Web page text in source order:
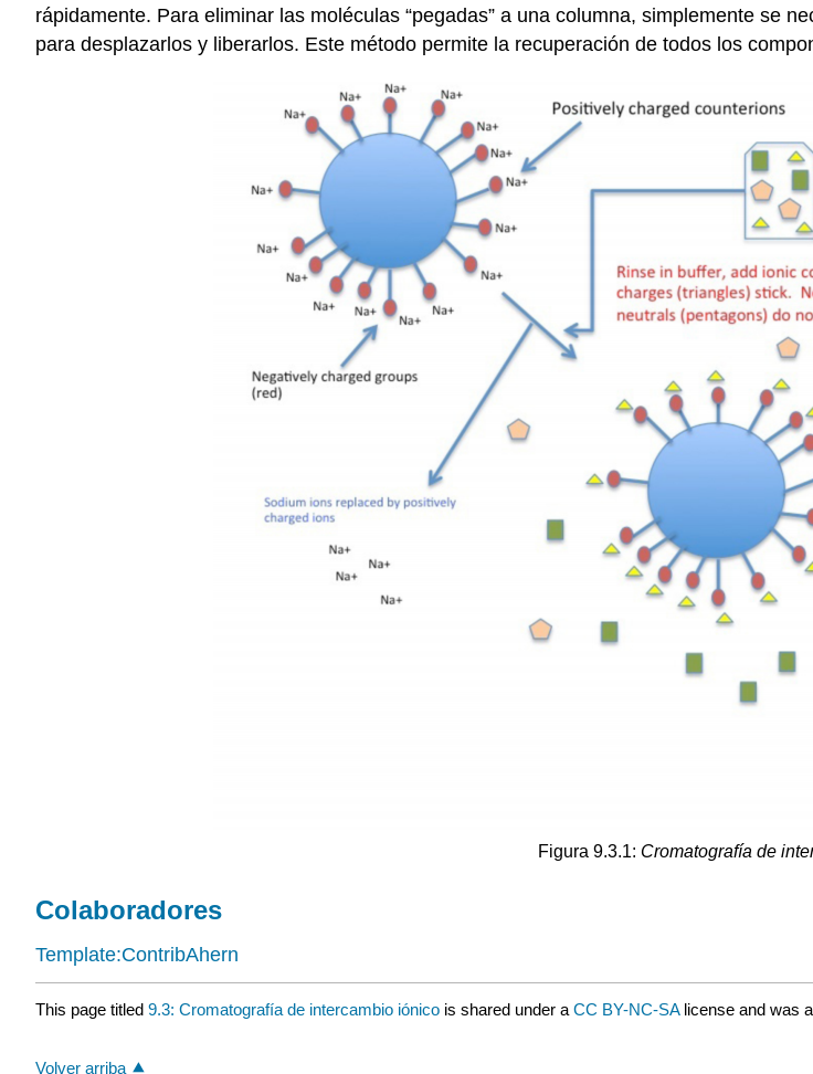
rápidamente. Para eliminar las moléculas “pegadas” a una columna, simplemente se
para desplazarlos y liberarlos. Este método permite la recuperación de todos los
Figura 9.3.1: Cromatografía de
Colaboradores
Template:ContribAhern
This page titled 9.3: Cromatografía de intercambio iónico is shared under a CC BY-NC-SA license and was
Volver arriba